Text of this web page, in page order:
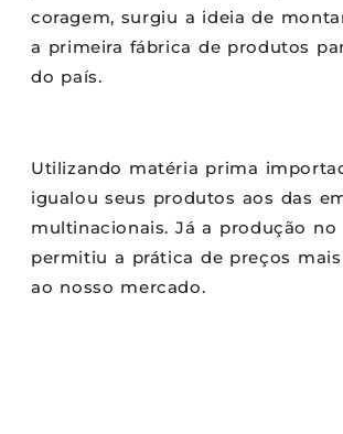
coragem, surgiu a ideia de
a primeira fábrica de produtos
do país.
Utilizando matéria prima
igualou seus produtos aos das
multinacionais. Já a produção no
permitiu a prática de preços mais
ao nosso mercado.